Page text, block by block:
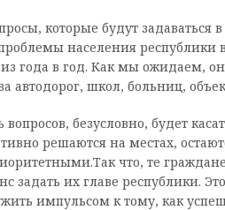
которые будут задаваться
проблемы населения
из года в год. Как мы ожидаем,
автодорог, школ, больниц,
вопросов, безусловно, будет
решаются на местах,
что, те
задать их главе республики.
импульсом к тому, как